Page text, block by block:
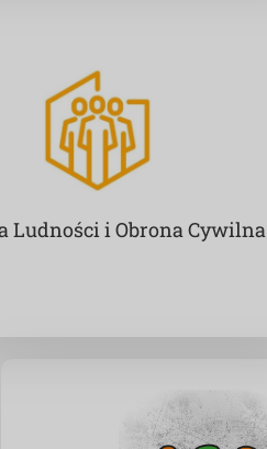
Ludności i Obrona Cywilna